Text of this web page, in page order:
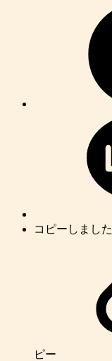
コピーしました
ピー